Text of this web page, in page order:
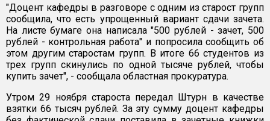
"Доцент кафедры в разговоре с одним из старост групп
сообщила, что есть упрощенный вариант сдачи зачета.
На листе бумаге она написала "500 рублей - зачет, 500
рублей - контрольная работа" и попросила сообщить об
этом другим старостам групп. В итоге 66 студентов из
трех групп скинулись по одной тысяче рублей, чтобы
купить зачет", - сообщала областная прокуратура.
Утром 29 ноября староста передал Штурн в качестве
взятки 66 тысяч рублей. За эту сумму доцент кафедры